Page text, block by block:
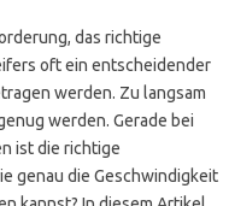
das richtige
oft ein entscheidender
werden. Zu langsam
werden. Gerade bei
ist die richtige
genau die Geschwindigkeit